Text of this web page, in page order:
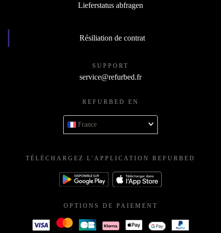
Lieferstatus abfragen
Résiliation de contrat
SUPPORT
service@refurbed.fr
REFURBED EN
France
TÉLÉCHARGEZ L'APPLICATION REFURBED
OPTIONS DE PAIEMENT